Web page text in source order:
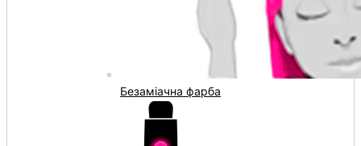
Безаміачна фарба